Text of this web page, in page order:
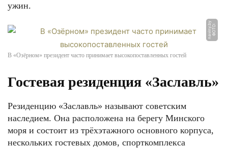
ужин.
Ф
О
Т
О:
n
a
vi
n
y.
b
y
В «Озёрном» президент часто принимает высокопоставленных гостей
Гостевая резиденция «Заславль»
Резиденцию «Заславль» называют советским
наследием. Она расположена на берегу Минского
моря и состоит из трёхэтажного основного корпуса,
нескольких гостевых домов, спорткомплекса